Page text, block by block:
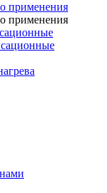
применения
применения